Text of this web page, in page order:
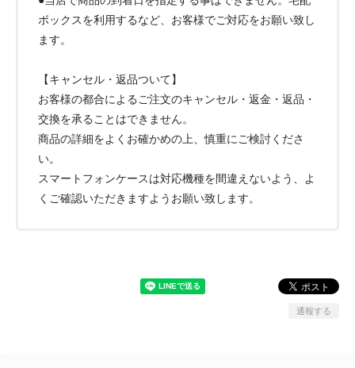
ボックスを利用するなど、お客様でご対応をお願い致し
ます。
【キャンセル・返品ついて】
お客様の都合によるご注文のキャンセル・返金・返品・
交換を承ることはできません。
商品の詳細をよくお確かめの上、慎重にご検討くださ
い。
スマートフォンケースは対応機種を間違えないよう、よ
くご確認いただきますようお願い致します。
通報する